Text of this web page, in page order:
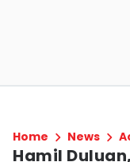
Home News
Hamil